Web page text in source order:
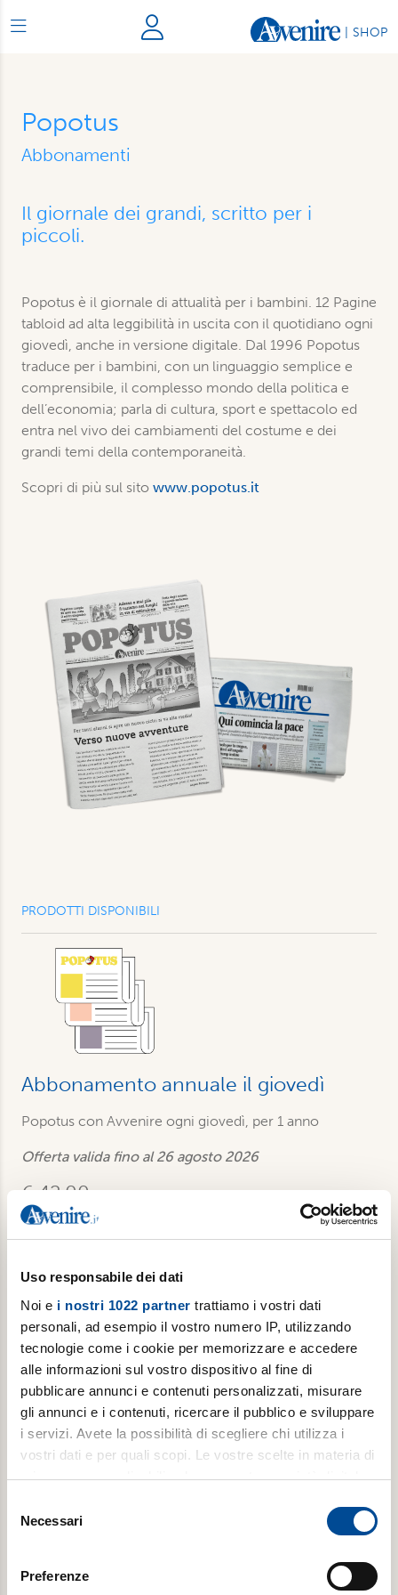
Uso responsabile dei dati
Noi e i nostri 1022 partner trattiamo i vostri dati
personali, ad esempio il vostro numero IP, utilizzando
tecnologie come i cookie per memorizzare e accedere
alle informazioni sul vostro dispositivo al fine di
pubblicare annunci e contenuti personalizzati, misurare
gli annunci e i contenuti, ricercare il pubblico e sviluppare
i servizi. Avete la possibilità di scegliere chi utilizza i
vostri dati e per quali scopi. Le vostre scelte in materia di
privacy sono applicabili solo su questa proprietà digitale
modificare o revocare il proprio consenso in qualsiasi
momento dalla Dichiarazione sui cookie o facendo clic
delNecessari
Preferenze
SHOP
Popotus
Abbonamenti
Il giornale dei grandi, scritto per i
piccoli.
Popotus è il giornale di attualità per i bambini. 12 Pagine
tabloid ad alta leggibilità in uscita con il quotidiano ogni
giovedì, anche in versione digitale. Dal 1996 Popotus
traduce per i bambini, con un linguaggio semplice e
comprensibile, il complesso mondo della politica e
dell’economia; parla di cultura, sport e spettacolo ed
entra nel vivo dei cambiamenti del costume e dei
grandi temi della contemporaneità.
Scopri di più sul sito www.popotus.it
PRODOTTI DISPONIBILI
Abbonamento annuale il giovedì
Popotus con Avvenire ogni giovedì, per 1 anno
Offerta valida fino al 26 agosto 2026
€ 42,00
€ 78,00
Abbonamento scuola il giovedì
nella pausa estiva)
€ 66,00